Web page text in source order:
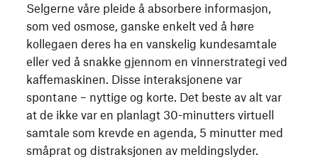
Selgerne våre pleide å absorbere informasjon,
som ved osmose, ganske enkelt ved å høre
kollegaen deres ha en vanskelig kundesamtale
eller ved å snakke gjennom en vinnerstrategi ved
kaffemaskinen. Disse interaksjonene var
spontane – nyttige og korte. Det beste av alt var
at de ikke var en planlagt 30-minutters virtuell
samtale som krevde en agenda, 5 minutter med
småprat og distraksjonen av meldingslyder.